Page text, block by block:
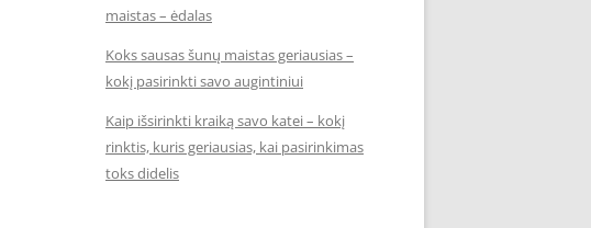
maistas – ėdalas
Koks sausas šunų maistas geriausias –
kokį pasirinkti savo augintiniui
Kaip išsirinkti kraiką savo katei – kokį
rinktis, kuris geriausias, kai pasirinkimas
toks didelis